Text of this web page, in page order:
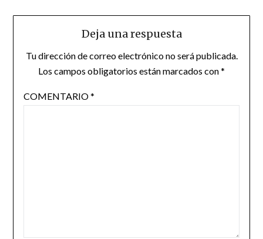
Deja una respuesta
Tu dirección de correo electrónico no será publicada.
Los campos obligatorios están marcados con*
COMENTARIO*